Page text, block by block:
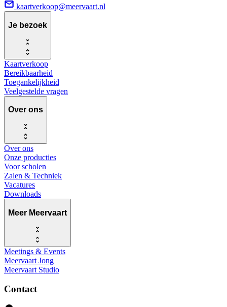
kaartverkoop@meervaart.nl
Je bezoek
Kaartverkoop
Bereikbaarheid
Toegankelijkheid
Veelgestelde vragen
Over ons
Over ons
Onze producties
Voor scholen
Zalen & Techniek
Vacatures
Downloads
Meer Meervaart
Meetings & Events
Meervaart Jong
Meervaart Studio
Contact